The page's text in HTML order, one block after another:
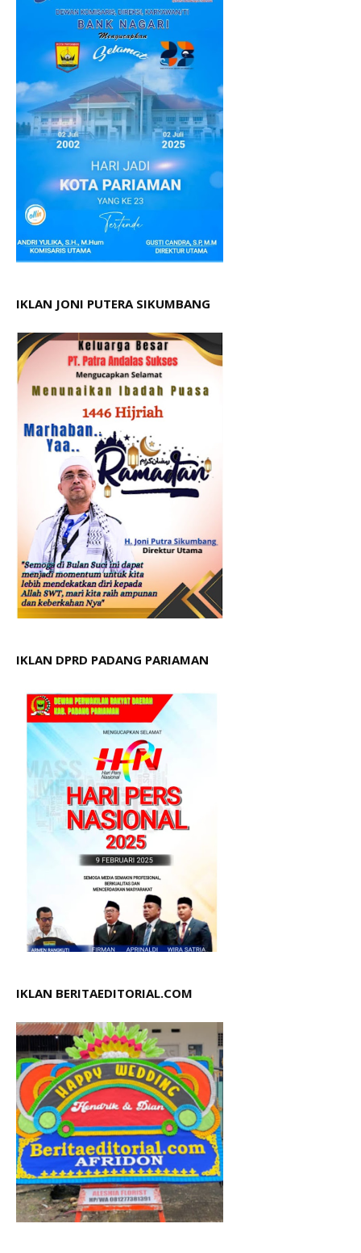
IKLAN JONI PUTERA SIKUMBANG
IKLAN DPRD PADANG PARIAMAN
IKLAN BERITAEDITORIAL.COM